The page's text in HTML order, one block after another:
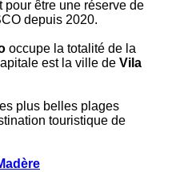
être une réserve de
depuis 2020.
occupe la totalité de la
est la ville de Vila
plus belles plages
touristique de